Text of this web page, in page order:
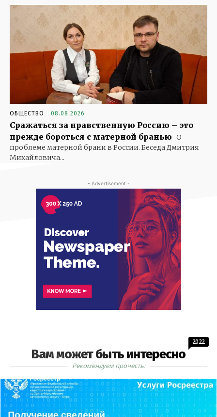
ОБЩЕСТВО 08.08.2026
Сражаться за нравственную Россию – это
прежде бороться с матерной бранью О
проблеме матерной брани в России. Беседа Дмитрия
Михайловича...
- Advertisement -
Вам может быть интересно
2022
Рекомендуем прочесть: